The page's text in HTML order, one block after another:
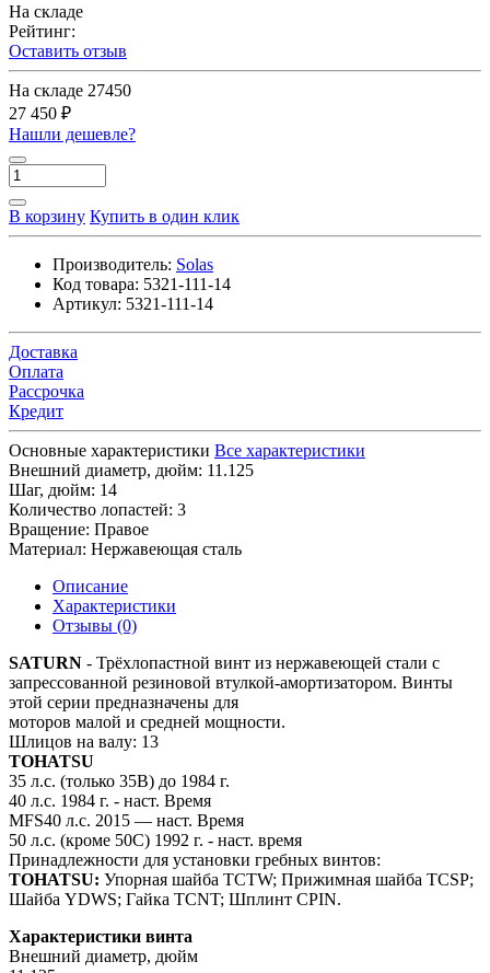
На складе
Рейтинг:
Оставить отзыв
На складе 27450
27 450 ₽
Нашли дешевле?
В корзину Купить в один клик
Производитель: Solas
Код товара: 5321-111-14
Артикул: 5321-111-14
Доставка
Оплата
Рассрочка
Кредит
Основные характеристики Все характеристики
Внешний диаметр, дюйм: 11.125
Шаг, дюйм: 14
Количество лопастей: 3
Вращение: Правое
Материал: Нержавеющая сталь
Описание
Характеристики
Отзывы (0)
SATURN - Трёхлопастной винт из нержавеющей стали с
запрессованной резиновой втулкой-амортизатором. Винты
этой серии предназначены для
моторов малой и средней мощности.
Шлицов на валу: 13
TOHATSU
35 л.с. (только 35B) до 1984 г.
40 л.с. 1984 г. - наст. Время
MFS40 л.с. 2015 — наст. Время
50 л.с. (кроме 50C) 1992 г. - наст. время
Принадлежности для установки гребных винтов:
TOHATSU: Упорная шайба TCTW; Прижимная шайба TCSP;
Шайба YDWS; Гайка TCNT; Шплинт CPIN.
Характеристики винта
Внешний диаметр, дюйм